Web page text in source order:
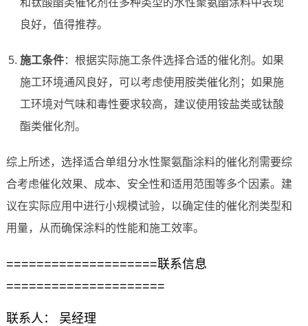
良好，值得推荐。
施工条件：根据实际施工条件选择合适的催化剂。如果
施工环境通风良好，可以考虑使用胺类催化剂；如果施
工环境对气味和毒性要求较高，建议使用铵盐类或钛酸
酯类催化剂。
综上所述，选择适合单组分水性聚氨酯涂料的催化剂需要综
合考虑催化效果、成本、安全性和适用范围等多个因素。建
议在实际应用中进行小规模试验，以确定佳的催化剂类型和
用量，从而确保涂料的性能和施工效率。
====================联系信息
=====================
联系人： 吴经理